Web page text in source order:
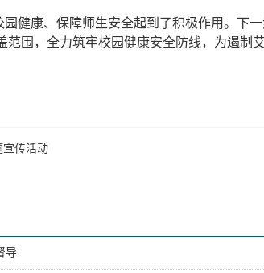
健康、保障师生安全起到了积极作用。下
围，全力筑牢校园健康安全防线，为遏制
宣传活动
导